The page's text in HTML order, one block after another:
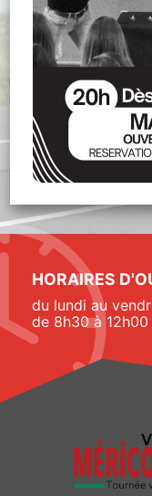
HORAIRES
du lundi au
de 8h30 à